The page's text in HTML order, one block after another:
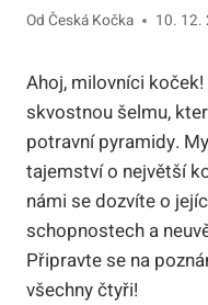
Od Česká Kočka 10. 12.
Ahoj, milovníci
skvostnou šelmu,
potravní pyramidy.
tajemství o největší
námi se dozvíte o
schopnostech a
Připravte se na
všechny čtyři!